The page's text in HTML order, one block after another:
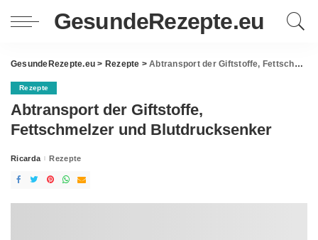
GesundeRezepte.eu
GesundeRezepte.eu > Rezepte >Abtransport der Giftstoffe, Fettschmelzer und Blutdrucksenker
Rezepte
Abtransport der Giftstoffe,
Fettschmelzer und Blutdrucksenker
Posted
Ricarda Rezepte